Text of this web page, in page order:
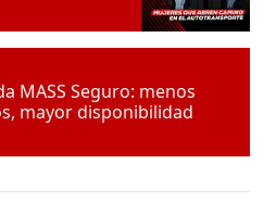
MASS Seguro: menos
mayor disponibilidad